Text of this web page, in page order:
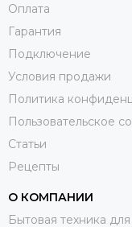
Оплата
Гарантия
Подключение
Условия продажи
Политика
Пользовательское
Статьи
Рецепты
О КОМПАНИИ
Бытовая техника